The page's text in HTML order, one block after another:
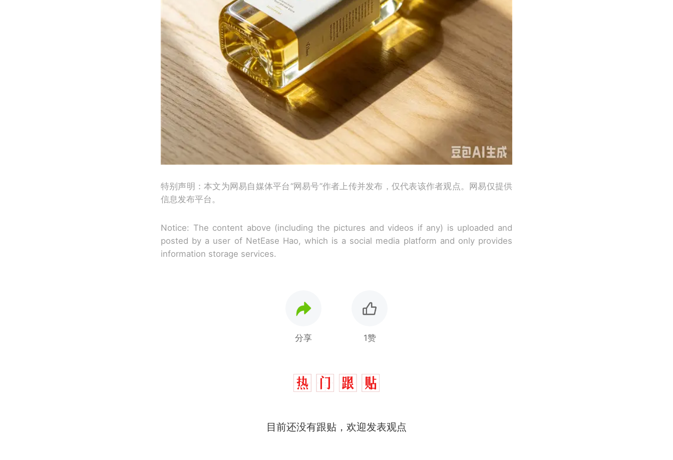
特别声明：本文为网易自媒体平台“网易号”作者上传并发布，仅代表该作者观点。网易仅提供
信息发布平台。
Notice: The content above (including the pictures and videos if any) is uploaded and
posted by a user of NetEase Hao, which is a social media platform and only provides
information storage services.
分享 1赞
目前还没有跟贴，欢迎发表观点